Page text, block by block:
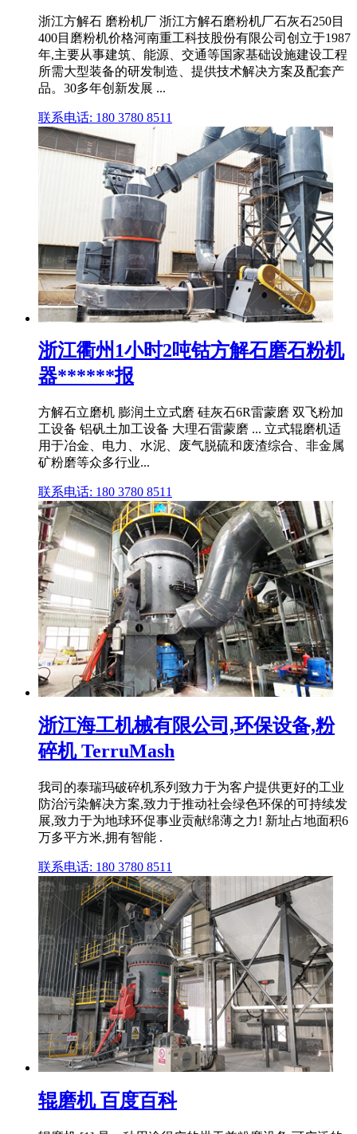
浙江方解石 磨粉机厂 浙江方解石磨粉机厂石灰石250目
400目磨粉机价格河南重工科技股份有限公司创立于1987
年,主要从事建筑、能源、交通等国家基础设施建设工程
所需大型装备的研发制造、提供技术解决方案及配套产
品。30多年创新发展 ...
联系电话: 180 3780 8511
浙江衢州1小时2吨钴方解石磨石粉机
器******报
方解石立磨机 膨润土立式磨 硅灰石6R雷蒙磨 双飞粉加
工设备 铝矾土加工设备 大理石雷蒙磨 ... 立式辊磨机适
用于冶金、电力、水泥、废气脱硫和废渣综合、非金属
矿粉磨等众多行业...
联系电话: 180 3780 8511
浙江海工机械有限公司,环保设备,粉
碎机 TerruMash
我司的泰瑞玛破碎机系列致力于为客户提供更好的工业
防治污染解决方案,致力于推动社会绿色环保的可持续发
展,致力于为地球环促事业贡献绵薄之力! 新址占地面积6
万多平方米,拥有智能 .
联系电话: 180 3780 8511
辊磨机 百度百科